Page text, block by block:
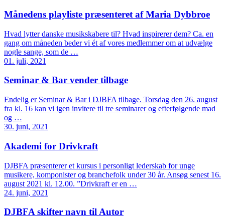
Månedens playliste præsenteret af Maria Dybbroe
Hvad lytter danske musikskabere til? Hvad inspirerer dem? Ca. en
gang om måneden beder vi ét af vores medlemmer om at udvælge
nogle sange, som de …
01. juli, 2021
Seminar & Bar vender tilbage
Endelig er Seminar & Bar i DJBFA tilbage. Torsdag den 26. august
fra kl. 16 kan vi igen invitere til tre seminarer og efterfølgende mad
og …
30. juni, 2021
Akademi for Drivkraft
DJBFA præsenterer et kursus i personligt lederskab for unge
musikere, komponister og branchefolk under 30 år. Ansøg senest 16.
august 2021 kl. 12.00. ”Drivkraft er en …
24. juni, 2021
DJBFA skifter navn til Autor